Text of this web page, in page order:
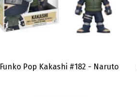
Funko Pop Kakashi #182 - Naruto